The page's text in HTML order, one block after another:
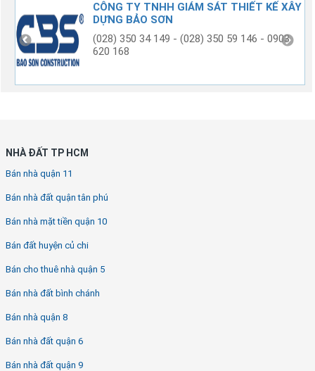
CÔNG TY TNHH GIÁM SÁT THIẾT KẾ XÂY
DỰNG BẢO SƠN
(028) 350 34 149 - (028) 350 59 146 - 0903
620 168
NHÀ ĐẤT TP HCM
Bán nhà quận 11
Bán nhà đất quận tân phú
Bán nhà mặt tiền quận 10
Bán đất huyện củ chi
Bán cho thuê nhà quận 5
Bán nhà đất bình chánh
Bán nhà quận 8
Bán nhà đất quận 6
Bán nhà đất quận 9